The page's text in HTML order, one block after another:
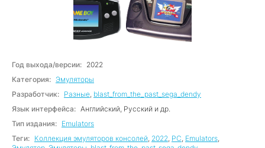
Год выхода/версии: 2022
Категория: Эмуляторы
Разработчик: Разные, blast_from_the_past_sega_dendy
Язык интерфейса: Английский, Русский и др.
Тип издания: Emulators
Теги: Коллекция эмуляторов консолей, 2022, PC, Emulators,